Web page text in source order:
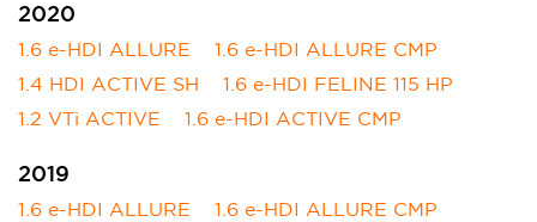
2020
1.6 e-HDI ALLURE
1.6 e-HDI ALLURE CMP
1.4 HDI ACTIVE SH
1.6 e-HDI FELINE 115 HP
1.2 VTi ACTIVE
1.6 e-HDI ACTIVE CMP
2019
1.6 e-HDI ALLURE
1.6 e-HDI ALLURE CMP